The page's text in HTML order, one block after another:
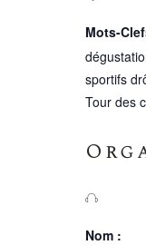
Mots-
sportifs
Tour des
Nom :